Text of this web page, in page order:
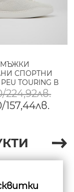
МЪЖКИ
СПОРТНИ
TOURING В
224,92лв.